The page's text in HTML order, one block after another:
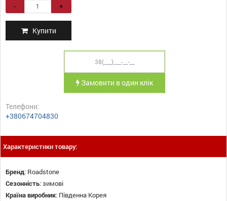
- +
Купити
Замовити в один клік
Телефони:
+380674704830
Характеристики товару:
Бренд: Roadstone
Сезонність:зимові
Країна виробник: Південна Корея